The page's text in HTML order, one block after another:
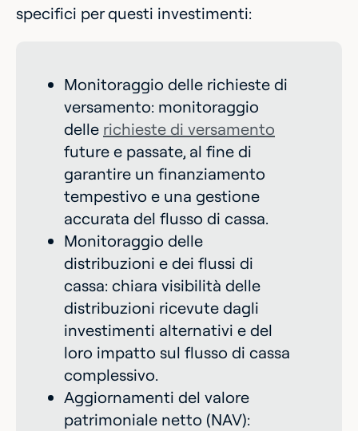
specifici per questi investimenti:
Monitoraggio delle richieste di
versamento: monitoraggio
delle richieste di versamento
future e passate, al fine di
garantire un finanziamento
tempestivo e una gestione
accurata del flusso di cassa.
Monitoraggio delle
distribuzioni e dei flussi di
cassa: chiara visibilità delle
distribuzioni ricevute dagli
investimenti alternativi e del
loro impatto sul flusso di cassa
complessivo.
Aggiornamenti del valore
patrimoniale netto (NAV):